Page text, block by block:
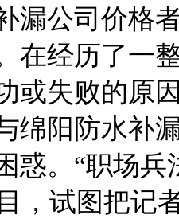
漏公司价格
在经历了一
或失败的原
绵阳防水补
惑。“职场
，试图把